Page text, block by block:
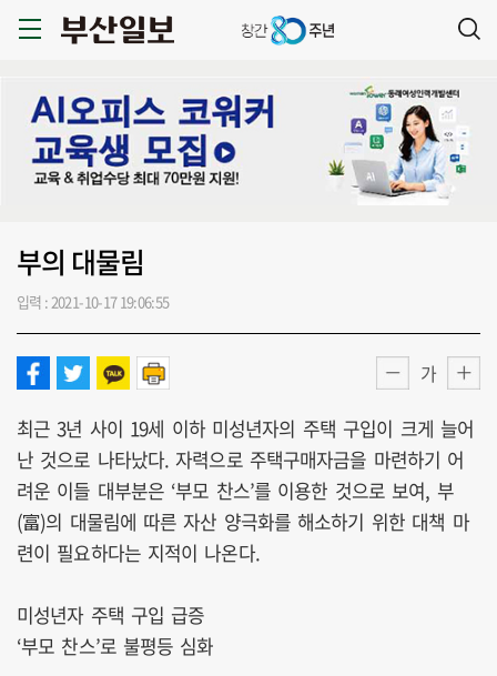
부의 대물림
입력 : 2021-10-17 19:06:55
가
최근 3년 사이 19세 이하 미성년자의 주택 구입이 크게 늘어
난 것으로 나타났다. 자력으로 주택구매자금을 마련하기 어
려운 이들 대부분은 ‘부모 찬스’를 이용한 것으로 보여, 부
(富)의 대물림에 따른 자산 양극화를 해소하기 위한 대책 마
련이 필요하다는 지적이 나온다.
미성년자 주택 구입 급증
‘부모 찬스’로 불평등 심화